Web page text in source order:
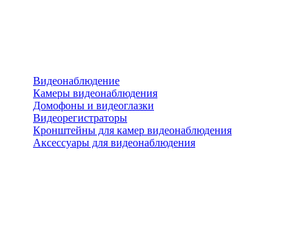
Видеонаблюдение
Камеры видеонаблюдения
Домофоны и видеоглазки
Видеорегистраторы
Кронштейны для камер видеонаблюдения
Аксессуары для видеонаблюдения